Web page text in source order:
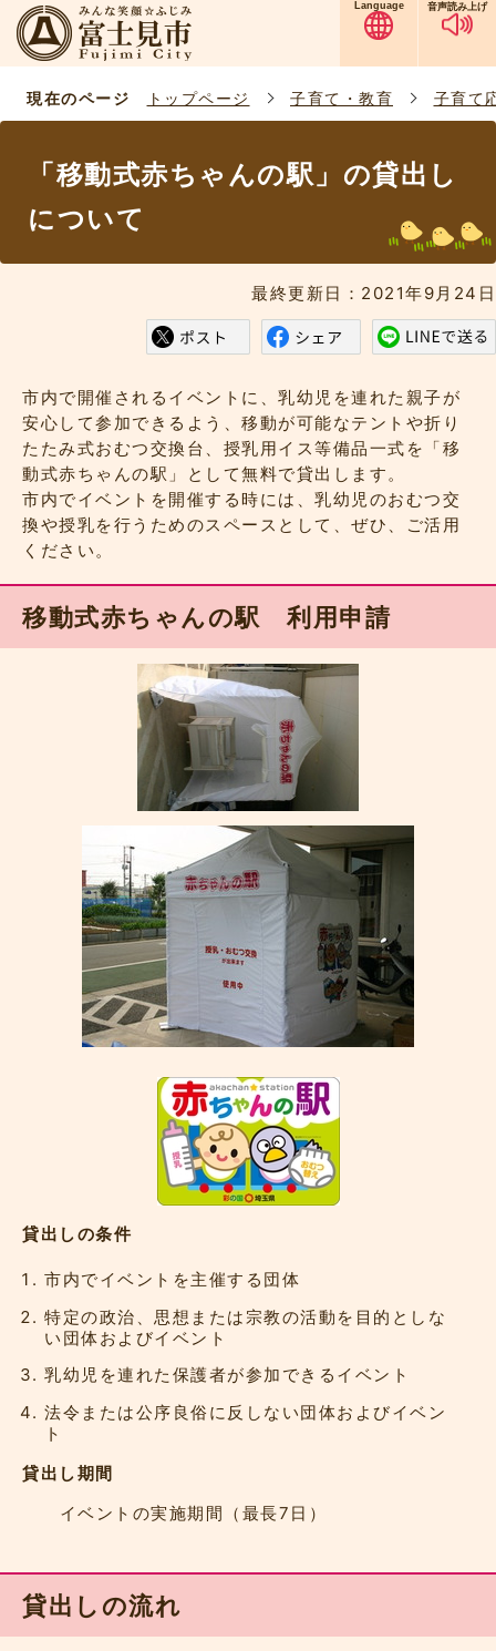
音声読み上げ
Language
現在のページ トップページ 子育て・教育 子育て
「移動式赤ちゃんの駅」の貸出し
について
最終更新日：2021年9月24日
市内で開催されるイベントに、乳幼児を連れた親子が
安心して参加できるよう、移動が可能なテントや折り
たたみ式おむつ交換台、授乳用イス等備品一式を「移
動式赤ちゃんの駅」として無料で貸出します。
市内でイベントを開催する時には、乳幼児のおむつ交
換や授乳を行うためのスペースとして、ぜひ、ご活用
ください。
移動式赤ちゃんの駅 利用申請
貸出しの条件
市内でイベントを主催する団体
特定の政治、思想または宗教の活動を目的としな
い団体およびイベント
乳幼児を連れた保護者が参加できるイベント
法令または公序良俗に反しない団体およびイベン
ト
貸出し期間
イベントの実施期間（最長7日）
貸出しの流れ